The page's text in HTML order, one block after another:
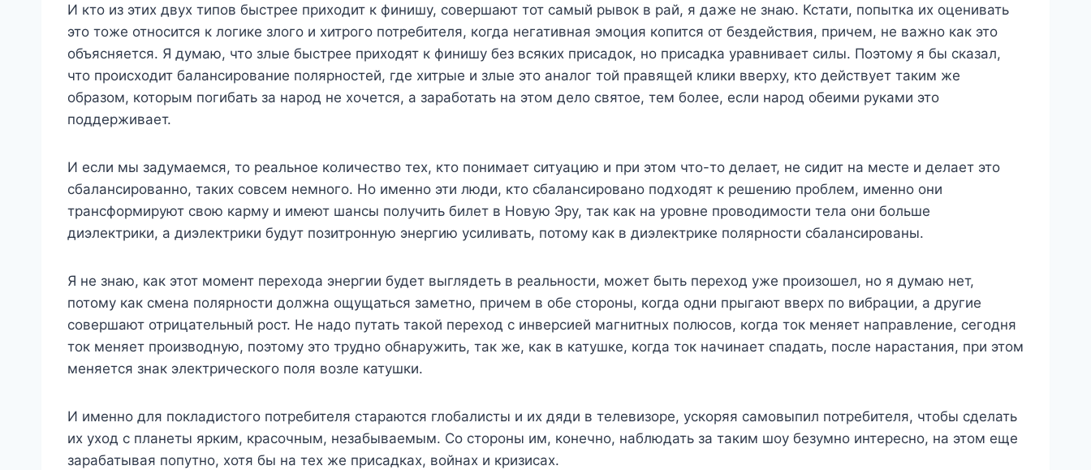
И кто из этих двух типов быстрее приходит к финишу, совершают тот самый рывок в рай, я даже не знаю. Кстати, попытка их оценивать
это тоже относится к логике злого и хитрого потребителя, когда негативная эмоция копится от бездействия, причем, не важно как это
объясняется. Я думаю, что злые быстрее приходят к финишу без всяких присадок, но присадка уравнивает силы. Поэтому я бы сказал,
что происходит балансирование полярностей, где хитрые и злые это аналог той правящей клики вверху, кто действует таким же
образом, которым погибать за народ не хочется, а заработать на этом дело святое, тем более, если народ обеими руками это
поддерживает.
И если мы задумаемся, то реальное количество тех, кто понимает ситуацию и при этом что-то делает, не сидит на месте и делает это
сбалансированно, таких совсем немного. Но именно эти люди, кто сбалансировано подходят к решению проблем, именно они
трансформируют свою карму и имеют шансы получить билет в Новую Эру, так как на уровне проводимости тела они больше
диэлектрики, а диэлектрики будут позитронную энергию усиливать, потому как в диэлектрике полярности сбалансированы.
Я не знаю, как этот момент перехода энергии будет выглядеть в реальности, может быть переход уже произошел, но я думаю нет,
потому как смена полярности должна ощущаться заметно, причем в обе стороны, когда одни прыгают вверх по вибрации, а другие
совершают отрицательный рост. Не надо путать такой переход с инверсией магнитных полюсов, когда ток меняет направление, сегодня
ток меняет производную, поэтому это трудно обнаружить, так же, как в катушке, когда ток начинает спадать, после нарастания, при этом
меняется знак электрического поля возле катушки.
И именно для покладистого потребителя стараются глобалисты и их дяди в телевизоре, ускоряя самовыпил потребителя, чтобы сделать
их уход с планеты ярким, красочным, незабываемым. Со стороны им, конечно, наблюдать за таким шоу безумно интересно, на этом еще
зарабатывая попутно, хотя бы на тех же присадках, войнах и кризисах.